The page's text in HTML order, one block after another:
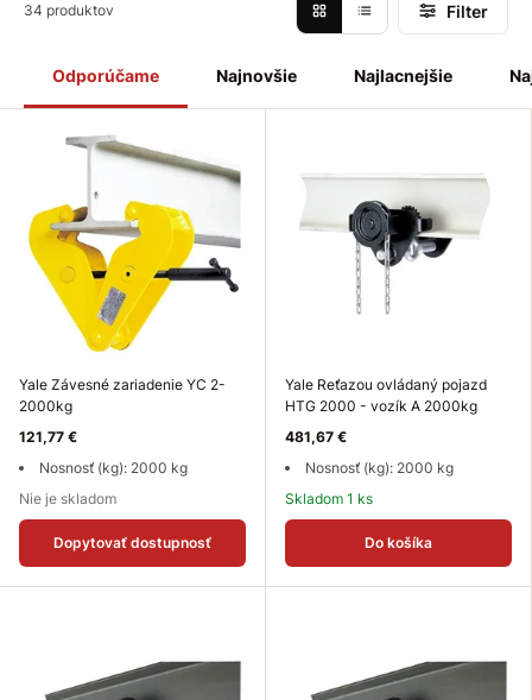
Odporúčame Najnovšie Najlacnejšie
34 produktov Filter
Yale Závesné zariadenie YC 2-
2000kg
121,77 €
Nosnosť (kg): 2000 kg
Nie je skladom
Dopytovať dostupnosť
Yale Reťazou ovládaný pojazd
HTG 2000 - vozík A 2000kg
481,67 €
Nosnosť (kg): 2000 kg
Skladom 1 ks
Do košíka